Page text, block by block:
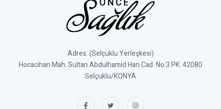
Adres: (Selçuklu Yerleşkesi)
Hocacihan Mah. Sultan Abdulhamid Han Cad. No:3 PK: 42080
Selçuklu/KONYA